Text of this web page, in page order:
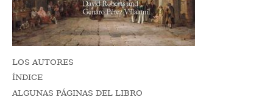
LOS AUTORES
ÍNDICE
ALGUNAS PÁGINAS DEL LIBRO